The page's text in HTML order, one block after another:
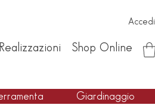
Accedi
Realizzazioni Shop Online
Giardinaggio